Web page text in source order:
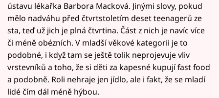
ústavu lékařka Barbora Macková. Jinými slovy, pokud
mělo nadváhu před čtvrtstoletím deset teenagerů ze
sta, teď už jich je plná čtvrtina. Část z nich je navíc více
či méně obézních. V mladší věkové kategorii je to
podobné, i když tam se ještě tolik neprojevuje vliv
vrstevníků a toho, že si děti za kapesné kupují fast food
a podobně. Roli nehraje jen jídlo, ale i fakt, že se mladí
lidé čím dál méně hýbou.